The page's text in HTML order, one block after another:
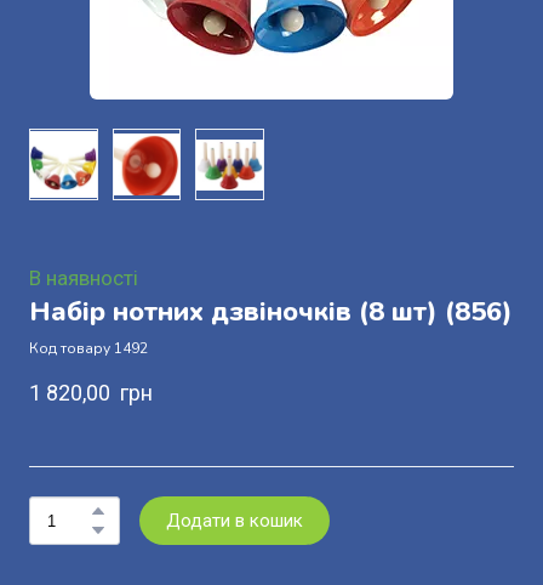
В наявності
Набір нотних дзвіночків (8 шт) (856)
Код товару 1492
1 820,00  грн
Додати в кошик